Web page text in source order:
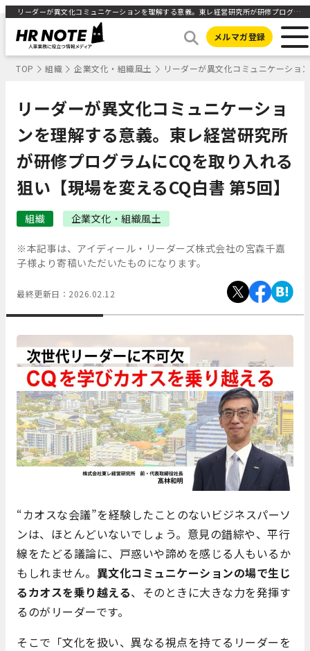
リーダーが異文化コミュニケーションを理解する意義。東レ経営研究所が研修プログラムにCQを取り入れる狙い【現場を変えるCQ白書 第5回】 ｜HR NOTE
メルマガ登録
TOP 組織 企業文化・組織風土 リーダーが異文化コミュニケーショ
リーダーが異文化コミュニケーショ
ンを理解する意義。東レ経営研究所
が研修プログラムにCQを取り入れる
狙い【現場を変えるCQ白書 第5回】
組織 企業文化・組織風土
※本記事は、アイディール・リーダーズ株式会社の宮森千嘉
子様より寄稿いただいたものになります。
最終更新日： 2026.02.12
“カオスな会議”を経験したことのないビジネスパーソ
ンは、ほとんどいないでしょう。意見の錯綜や、平行
線をたどる議論に、戸惑いや諦めを感じる人もいるか
もしれません。 異文化コミュニケーションの場で生じ
るカオスを乗り越える、そのときに大きな力を発揮す
るのがリーダーです。
そこで「文化を扱い、異なる視点を持てるリーダーを